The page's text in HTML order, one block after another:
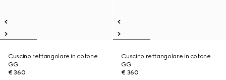
Cuscino rettangolare in cotone
GG
€ 360
Cuscino rettangolare in cotone
GG
€ 360